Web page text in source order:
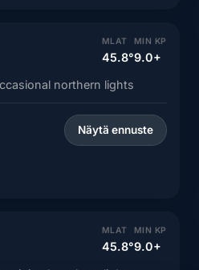
MLAT
45.8°
MIN KP
9.0+
northern lights
Näytä ennuste
MLAT
45.8°
MIN KP
9.0+